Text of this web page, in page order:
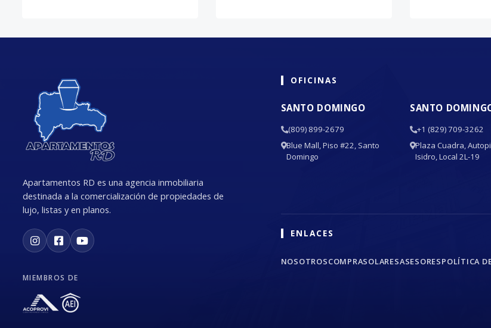
Apartamentos RD es una agencia inmobiliaria
destinada a la comercialización de propiedades de
lujo, listas y en planos.
MIEMBROS DE
OFICINAS
SANTO DOMINGO
(809) 899-2679
Blue Mall, Piso #22, Santo
Domingo
SANTO
+1 (829) 709-3262
Plaza Cuadra,
Isidro, Local 2L-19
ENLACES
NOSOTROSCOMPRASOLARESASESORESPOLÍTICA